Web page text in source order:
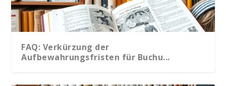
FAQ: Verkürzung der
Aufbewahrungsfristen für Buchu...